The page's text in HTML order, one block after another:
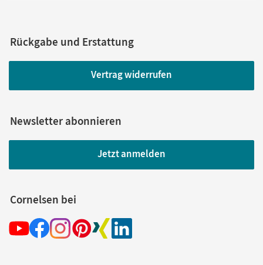
Rückgabe und Erstattung
Vertrag widerrufen
Newsletter abonnieren
Jetzt anmelden
Cornelsen bei